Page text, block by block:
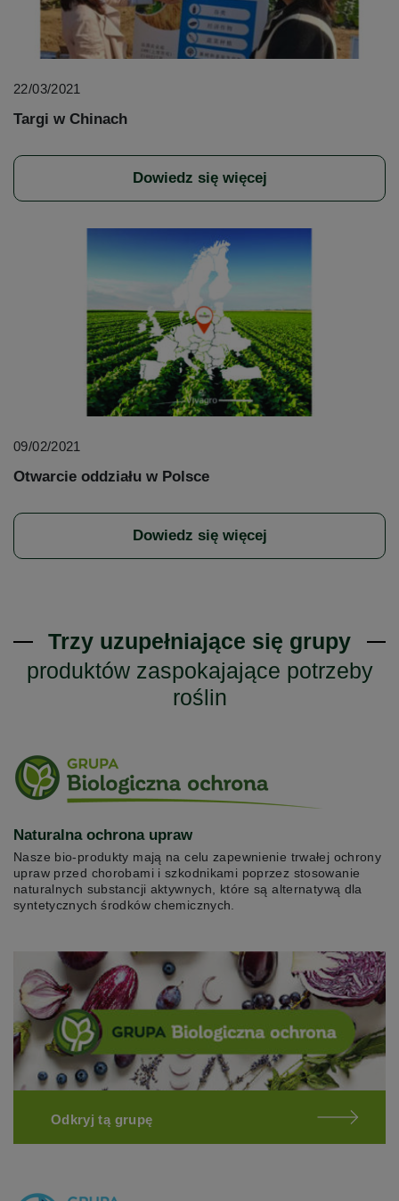
22/03/2021
Targi w Chinach
Dowiedz się więcej
09/02/2021
Otwarcie oddziału w Polsce
Dowiedz się więcej
Trzy uzupełniające się grupy
produktów zaspokajające potrzeby
roślin
Naturalna ochrona upraw
Nasze bio-produkty mają na celu zapewnienie trwałej ochrony
upraw przed chorobami i szkodnikami poprzez stosowanie
naturalnych substancji aktywnych, które są alternatywą dla
syntetycznych środków chemicznych.
Odkryj tą grupę